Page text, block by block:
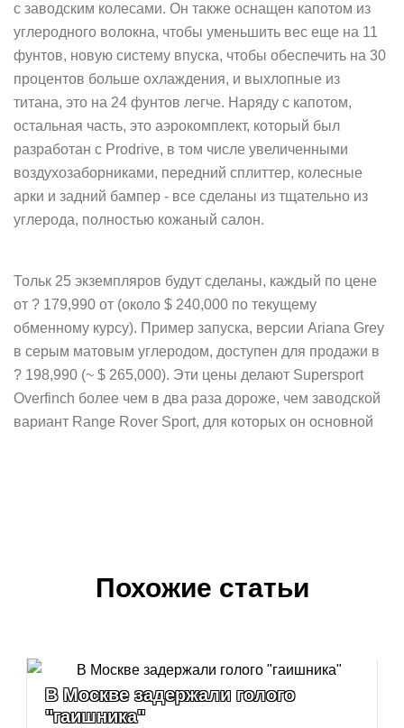
с заводским колесами. Он также оснащен капотом из
углеродного волокна, чтобы уменьшить вес еще на 11
фунтов, новую систему впуска, чтобы обеспечить на 30
процентов больше охлаждения, и выхлопные из
титана, это на 24 фунтов легче. Наряду с капотом,
остальная часть, это аэрокомплект, который был
разработан с Prodrive, в том числе увеличенными
воздухозаборниками, передний сплиттер, колесные
арки и задний бампер - все сделаны из тщательно из
углерода, полностью кожаный салон.
Тольк 25 экземпляров будут сделаны, каждый по цене
от ? 179,990 от (около $ 240,000 по текущему
обменному курсу). Пример запуска, версии Ariana Grey
в серым матовым углеродом, доступен для продажи в
? 198,990 (~ $ 265,000). Эти цены делают Supersport
Overfinch более чем в два раза дороже, чем заводской
вариант Range Rover Sport, для которых он основной
Похожие статьи
В Москве задержали голого
"гаишника"